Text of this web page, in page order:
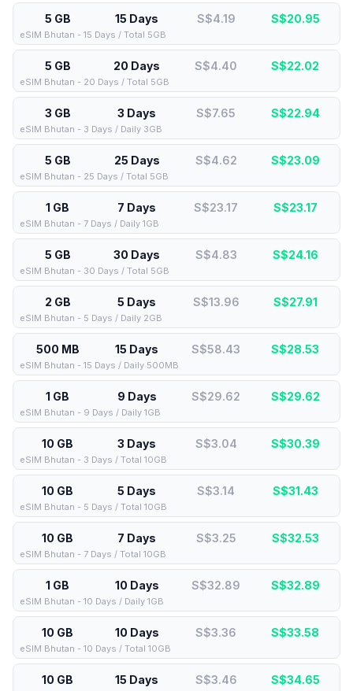
5 GB 15 Days S$4.19 S$20.95
eSIM Bhutan - 15 Days / Total 5GB
5 GB 20 Days S$4.40 S$22.02
eSIM Bhutan - 20 Days / Total 5GB
3 GB 3 Days S$7.65 S$22.94
eSIM Bhutan - 3 Days / Daily 3GB
5 GB 25 Days S$4.62 S$23.09
eSIM Bhutan - 25 Days / Total 5GB
1 GB 7 Days S$23.17 S$23.17
eSIM Bhutan - 7 Days / Daily 1GB
5 GB 30 Days S$4.83 S$24.16
eSIM Bhutan - 30 Days / Total 5GB
2 GB 5 Days S$13.96 S$27.91
eSIM Bhutan - 5 Days / Daily 2GB
500 MB 15 Days S$58.43 S$28.53
eSIM Bhutan - 15 Days / Daily 500MB
1 GB 9 Days S$29.62 S$29.62
eSIM Bhutan - 9 Days / Daily 1GB
10 GB 3 Days S$3.04 S$30.39
eSIM Bhutan - 3 Days / Total 10GB
10 GB 5 Days S$3.14 S$31.43
eSIM Bhutan - 5 Days / Total 10GB
10 GB 7 Days S$3.25 S$32.53
eSIM Bhutan - 7 Days / Total 10GB
1 GB 10 Days S$32.89 S$32.89
eSIM Bhutan - 10 Days / Daily 1GB
10 GB 10 Days S$3.36 S$33.58
eSIM Bhutan - 10 Days / Total 10GB
10 GB 15 Days S$3.46 S$34.65